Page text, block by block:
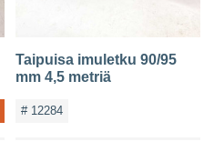
Taipuisa imuletku 90/95
mm 4,5 metriä
# 12284